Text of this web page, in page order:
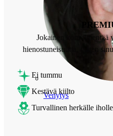
Venytys
Jokainen koru ilmentää
hienostuneisuutta, taaten
Ei tummu
Kestävä kiilto
Turvallinen herkälle